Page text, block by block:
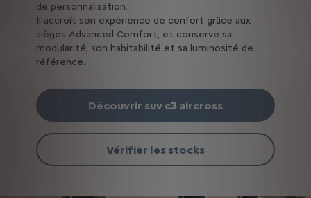
de personnalisation.
Il accroît son expérience de confort grâce aux
sièges Advanced Comfort, et conserve sa
modularité, son habitabilité et sa luminosité de
référence.
Découvrir suv c3 aircross
Vérifier les stocks